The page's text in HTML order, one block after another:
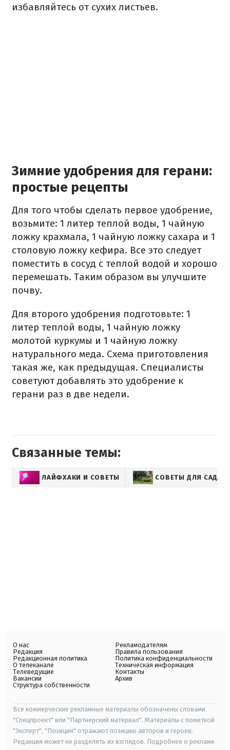
избавляйтесь от сухих листьев.
Зимние удобрения для герани:
простые рецепты
Для того чтобы сделать первое удобрение,
возьмите: 1 литер теплой воды, 1 чайную
ложку крахмала, 1 чайную ложку сахара и 1
столовую ложку кефира. Все это следует
поместить в сосуд с теплой водой и хорошо
перемешать. Таким образом вы улучшите
почву.
Для второго удобрения подготовьте: 1
литер теплой воды, 1 чайную ложку
молотой куркумы и 1 чайную ложку
натурального меда. Схема приготовления
такая же, как предыдущая. Специалисты
советуют добавлять это удобрение к
герани раз в две недели.
Связанные темы:
ЛАЙФХАКИ И СОВЕТЫ СОВЕТЫ ДЛЯ САДА
О нас
Редакция
Редакционная политика
О телеканале
Телеведущие
Вакансии
Структура собственности
Рекламодателям
Правила пользования
Политика конфиденциальности
Техническая информация
Контакты
Архив
Все коммерческие рекламные материалы обозначены словами
"Спецпроект" или "Партнерский материал". Материалы с пометкой
"Эксперт", "Позиция" отражают позицию авторов и героев.
Редакция может не разделять их взглядов. Подробнее о рекламе